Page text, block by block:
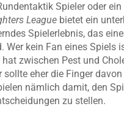
Spieler oder ein
League bietet ein
Spielerlebnis, das
Wer kein Fan eines Spiels
zwischen Pest und
sollte eher die Finger
nämlich damit, den
zu stellen.